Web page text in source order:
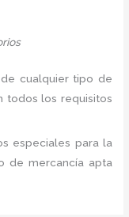
cualquier tipo de
todos los requisitos
especiales para la
de mercancía apta